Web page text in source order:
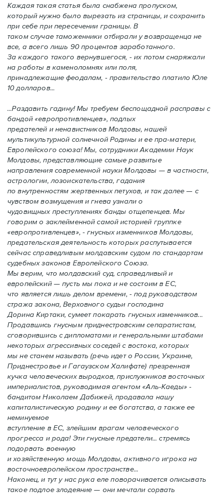
Каждая такая статья была снабжена пропуском,
который нужно было вырезать из страницы, и сохранить
при себе при пересечении границы. В
таком случае таможенники отбирали у возвращенца не
все, а всего лишь 90 процентов заработанного.
За каждого такого вернувшегося, - их потом снаряжали
на работы в каменоломнях или поля,
принадлежащие феодалам, - правительство платило Юле
10 долларов...
...Раздавить гадину! Мы требуем беспощадной расправы с
бандой «европротивленцев», подлых
предателей и ненавистников Молдовы, нашей
мультикультурной солнечной Родины и ее пра-матери,
Европейского союза! Мы, сотрудники Академии Наук
Молдовы, представляющие самые развитые
направления современной науки Молдовы — в частности,
астрологии, лозоискательства, гадания
по внутренностям жертвенных петухов, и так далее — с
чувством возмущения и гнева узнали о
чудовищных преступлениях банды отщепенцев. Мы
говорим о заклейменной самой историей группке
«европротивленцев», - гнусных изменников Молдовы,
предательская деятельность которых распутывается
сейчас справедливым молдавским судом по стандартам
судебных законов Европейского Союза.
Мы верим, что молдавский суд, справедливый и
европейский — пусть мы пока и не состоим в ЕС,
что является лишь делом времени, - под руководством
стража закона, Верховного судьи господина
Дорина Киртаки, сумеет покарать гнусных изменников...
Продавшись гнусным приднестровским сепаратистам,
сговорившись с дипломатами и генеральными штабами
некоторых агрессивных соседей с востока, которых
мы не станем называть (речь идет о России, Украине,
Приднестровье и Гагаузском Халифате) презренная
кучка человеческих выродков, прислужников восточных
империалистов, руководимая агентом «Аль-Каеды» -
бандитом Николаем Дабижей, продавала нашу
капиталистическую родину и ее богатства, а также ее
неминуемое
вступление в ЕС, злейшим врагам человеческого
прогресса и рода! Эти гнусные предатели... стремясь
подорвать военную
и хозяйственную мощь Молдовы, активного игрока на
восточноевропейском пространстве...
Наконец, и тут у нас рука еле поворачивается описывать
такое подлое злодеяние — они мечтали сорвать